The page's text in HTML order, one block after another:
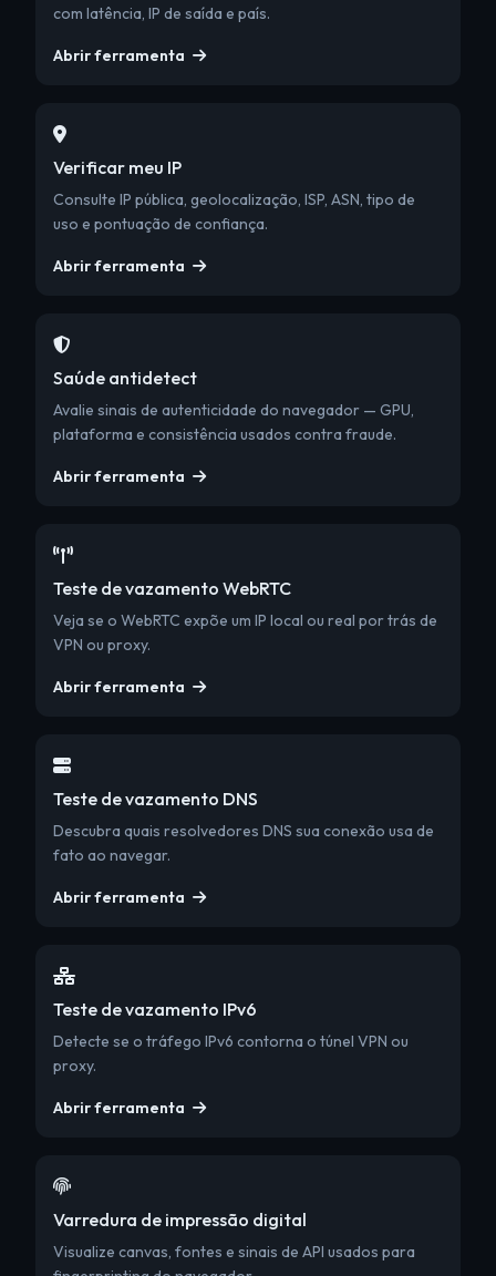
com latência, IP de saída e país.
Abrir ferramenta
Verificar meu IP
Consulte IP pública, geolocalização, ISP, ASN, tipo de
uso e pontuação de confiança.
Abrir ferramenta
Saúde antidetect
Avalie sinais de autenticidade do navegador — GPU,
plataforma e consistência usados contra fraude.
Abrir ferramenta
Teste de vazamento WebRTC
Veja se o WebRTC expõe um IP local ou real por trás de
VPN ou proxy.
Abrir ferramenta
Teste de vazamento DNS
Descubra quais resolvedores DNS sua conexão usa de
fato ao navegar.
Abrir ferramenta
Teste de vazamento IPv6
Detecte se o tráfego IPv6 contorna o túnel VPN ou
proxy.
Abrir ferramenta
Varredura de impressão digital
Visualize canvas, fontes e sinais de API usados para